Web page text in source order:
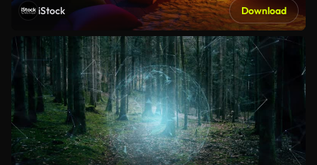
iStock Download